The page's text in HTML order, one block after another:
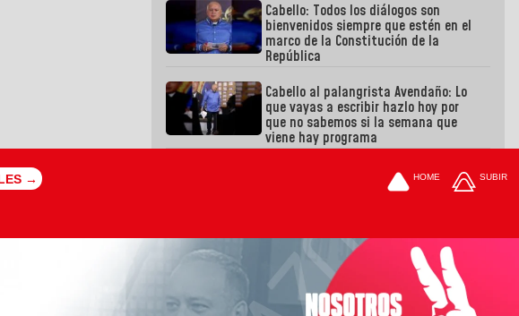
Cabello: Todos los diálogos son
bienvenidos siempre que estén en el
marco de la Constitución de la
República
Cabello al palangrista Avendaño: Lo
que vayas a escribir hazlo hoy por
que no sabemos si la semana que
viene hay programa
→ HOME SUBIR